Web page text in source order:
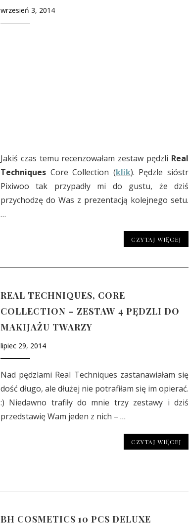
wrzesień 3, 2014
Jakiś czas temu recenzowałam zestaw pędzli Real
Techniques Core Collection (klik). Pędzle sióstr
Pixiwoo tak przypadły mi do gustu, że dziś
przychodzę do Was z prezentacją kolejnego setu.
…
CZYTAJ WIĘCEJ
REAL TECHNIQUES, CORE
COLLECTION – ZESTAW 4 PĘDZLI DO
MAKIJAŻU TWARZY
lipiec 29, 2014
Nad pędzlami Real Techniques zastanawiałam się
dość długo, ale dłużej nie potrafiłam się im opierać.
:) Niedawno trafiły do mnie trzy zestawy i dziś
przedstawię Wam jeden z nich – …
CZYTAJ WIĘCEJ
BH COSMETICS 10 PCS DELUXE